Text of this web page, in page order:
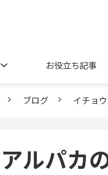
お役立ち記事
ブログ イチョ
アルパカ